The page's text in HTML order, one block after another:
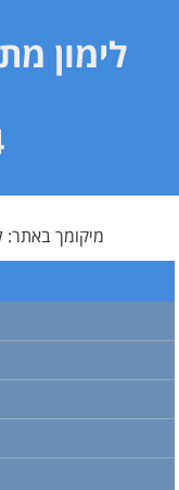
לימון
מיקומך באתר: